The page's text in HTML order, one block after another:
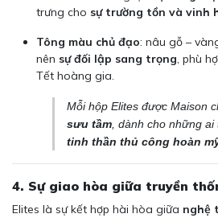
trưng cho sự trường tồn và vinh
Tông màu chủ đạo: nâu gỗ –
nên sự đối lập sang trọng, phù
Tết hoàng gia.
Mỗi hộp Elites được Maison
sưu tầm , dành cho những
tinh thần thủ công hoàn
4. Sự giao hòa giữa truyền
Elites là sự kết hợp hài hòa giữa nghệ